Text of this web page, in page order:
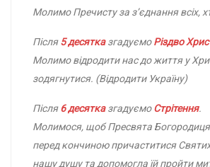
Молимо Пречисту за з’єднання всіх,
Після5 десятказгадуємоРіздво
Молимо відродити нас до життя у
зодягнутися. (Відродити Україну)
Після6 десятказгадуємоСтрітення.
Молимося, щоб Пресвята
перед кончиною причаститися Святих
нашу душу та допомогла їй пройти